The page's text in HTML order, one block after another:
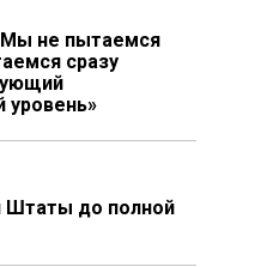
не пытаемся
сразу
уровень»
до полной